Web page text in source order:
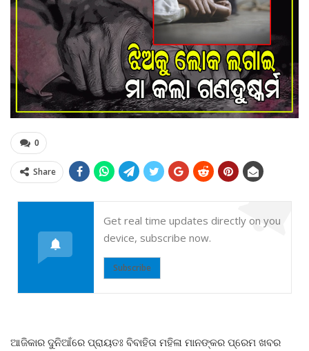
0
Share
Get real time updates directly on you
device, subscribe now.
Subscribe
ଆଜିକାର ଦୁନିଆଁରେ ପ୍ରାୟତଃ ବିବାହିତା ମହିଳା ମାନଙ୍କର ପ୍ରେମ ଖବର